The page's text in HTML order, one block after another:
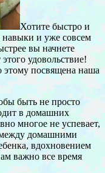
Хотите быстро и
навыки и уже совсем
вы начнете
удовольствие!
этому посвящена наша
быть не просто
в домашних
многое не успевает,
между домашними
вдохновением
важно все время